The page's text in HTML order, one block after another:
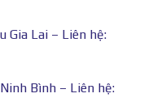
Gia Lai – Liên hệ:
Bình – Liên hệ: